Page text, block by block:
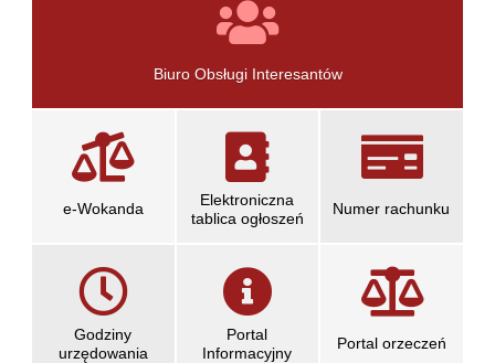
Biuro Obsługi Interesantów
e-Wokanda
Elektroniczna
tablica ogłoszeń
Numer rachunku
Godziny
urzędowania
Portal
Informacyjny
Portal orzeczeń